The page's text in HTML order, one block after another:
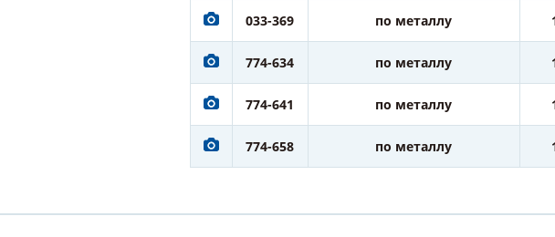
033-369 по металлу
774-634 по металлу
774-641 по металлу
774-658 по металлу